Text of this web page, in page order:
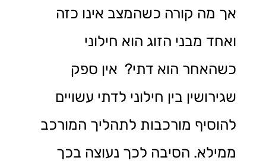
אך מה קורה כשהמצב אינו כזה
ואחד מבני הזוג הוא חילוני
כשהאחר הוא דתי? אין ספק
שגירושין בין חילוני לדתי עשויים
להוסיף מורכבות לתהליך המורכב
ממילא. הסיבה לכך נעוצה בכך